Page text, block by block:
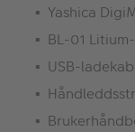
Yashica
BL-01
USB-